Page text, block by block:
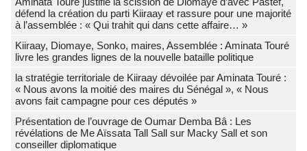
défend la création du parti Kiiraay et rassure pour une majorité
à l’assemblée : « Qui trahit qui dans cette affaire… »
Kiiraay, Diomaye, Sonko, maires, Assemblée : Aminata Touré
livre les grandes lignes de la nouvelle bataille politique
la stratégie territoriale de Kiiraay dévoilée par Aminata Touré :
« Nous avons la moitié des maires du Sénégal », « Nous
avons fait campagne pour ces députés »
Présentation de l’ouvrage de Oumar Demba Bâ : Les
révélations de Me Aïssata Tall Sall sur Macky Sall et son
conseiller diplomatique